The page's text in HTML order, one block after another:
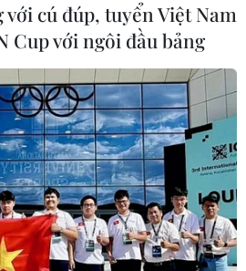
cú đúp, tuyển Việt Nam
Cup với ngôi đầu bảng